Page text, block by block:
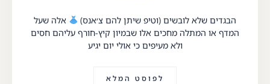
הבגדים שלא לובשים (וטיפ שיתן להם צ׳אנס)
אלה שעל
המדף או המתלה מחכים אלו שבמיון קיץ-חורף עליהם חסים
ולא מעיפים כי אולי יום יגיע
לפוסט המלא